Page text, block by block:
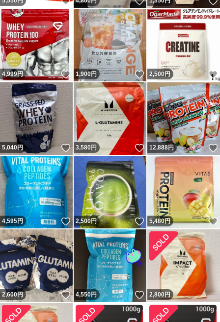
4,999円 いいね！
1,900円 いいね！
2,500円
5,040円 いいね！
3,580円 いいね！
12,888円
4,595円 いいね！
2,500円 いいね！
5,480円
2,600円 いいね！
4,550円 いいね！
2,800円